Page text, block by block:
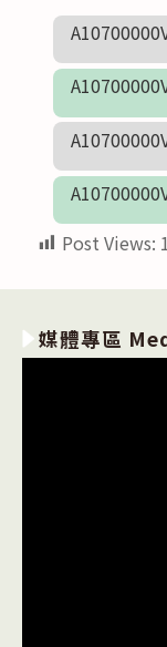
Post Views:
媒體專區